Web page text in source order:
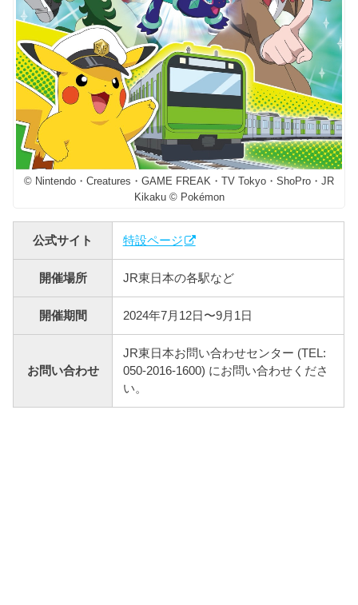
© Nintendo・Creatures・GAME FREAK・TV Tokyo・ShoPro・JR
Kikaku © Pokémon
公式サイト 特設ページ
開催場所 JR東日本の各駅など
開催期間 2024年7月12日〜9月1日
お問い合わせ
JR東日本お問い合わせセンター (TEL:
050-2016-1600) にお問い合わせくださ
い。